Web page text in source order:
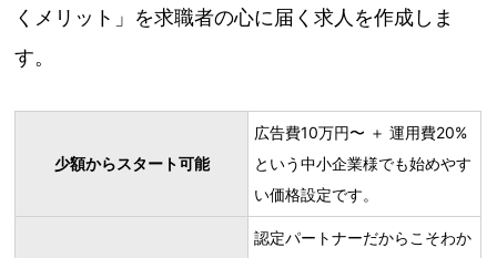
くメリット」を求職者の心に届く求人を作成しま
す。
少額からスタート可能
広告費10万円〜 ＋ 運用費20%
という中小企業様でも始めやす
い価格設定です。
認定パートナーだからこそわか